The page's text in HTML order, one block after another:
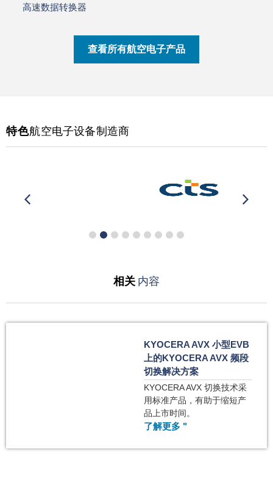
高速数据转换器
查看所有航空电子产品
特色航空电子设备制造商
相关 内容
KYOCERA AVX 小型EVB
上的KYOCERA AVX 频段
切换解决方案
KYOCERA AVX 切换技术采
用标准产品，有助于缩短产
品上市时间。
了解更多 "